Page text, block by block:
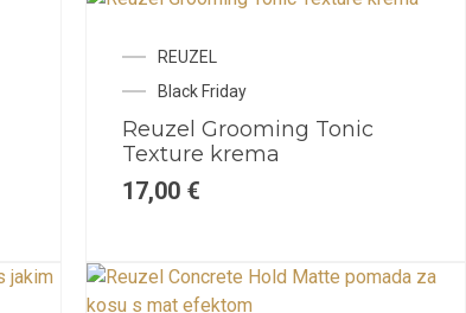
REUZEL
Black Friday
Reuzel Grooming Tonic
Texture krema
17,00 €